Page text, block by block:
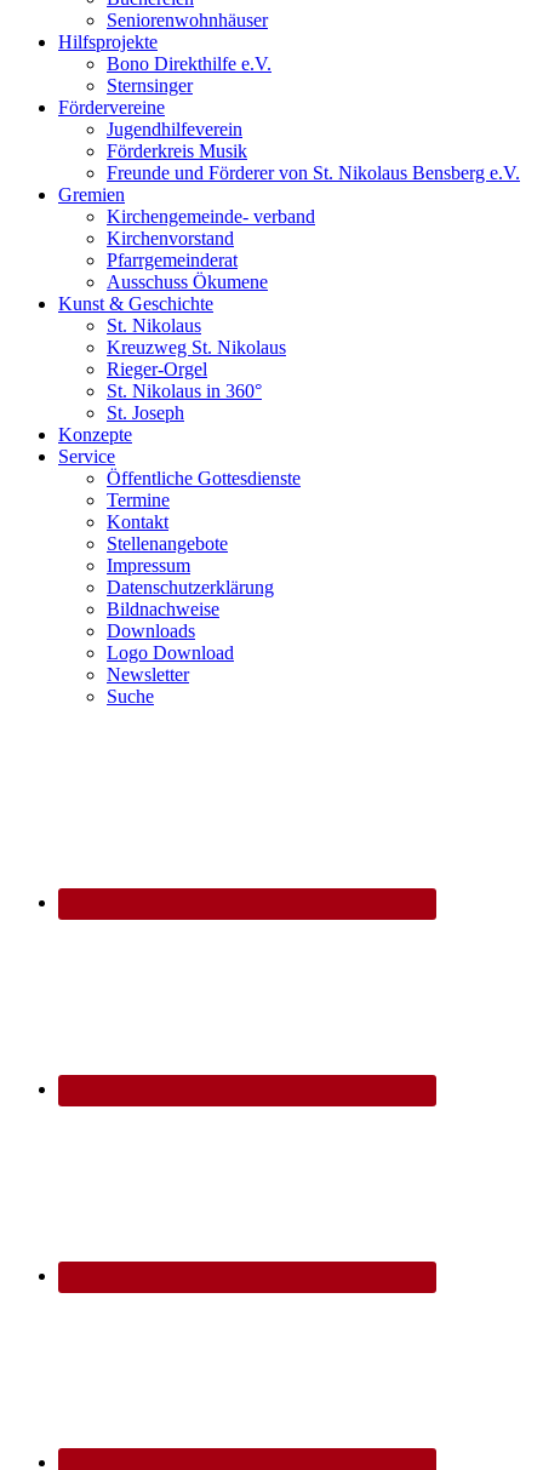
Seniorenwohnhäuser
Hilfsprojekte
Bono Direkthilfe e.V.
Sternsinger
Fördervereine
Jugendhilfeverein
Förderkreis Musik
Freunde und Förderer von St. Nikolaus Bensberg e.V.
Gremien
Kirchengemeinde- verband
Kirchenvorstand
Pfarrgemeinderat
Ausschuss Ökumene
Kunst & Geschichte
St. Nikolaus
Kreuzweg St. Nikolaus
Rieger-Orgel
St. Nikolaus in 360°
St. Joseph
Konzepte
Service
Öffentliche Gottesdienste
Termine
Kontakt
Stellenangebote
Impressum
Datenschutzerklärung
Bildnachweise
Downloads
Logo Download
Newsletter
Suche